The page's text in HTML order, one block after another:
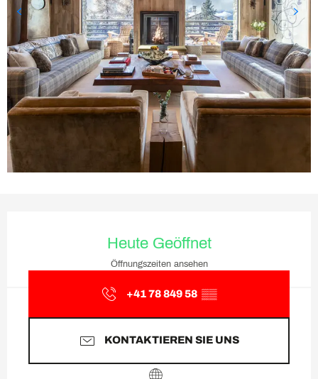
Heute Geöffnet
Öffnungszeiten ansehen
+41 78 849 58 ▒▒
KONTAKTIEREN SIE UNS